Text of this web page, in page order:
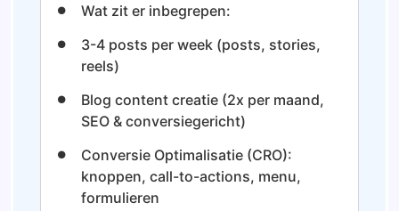
Wat zit er inbegrepen:
3-4 posts per week (posts, stories,
reels)
Blog content creatie (2x per maand,
SEO & conversiegericht)
Conversie Optimalisatie (CRO):
knoppen, call-to-actions, menu,
formulieren